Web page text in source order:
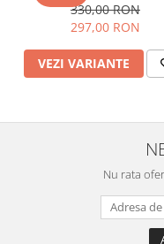
330,00 RON
297,00 RON
VEZI VARIANTE
Nu rata